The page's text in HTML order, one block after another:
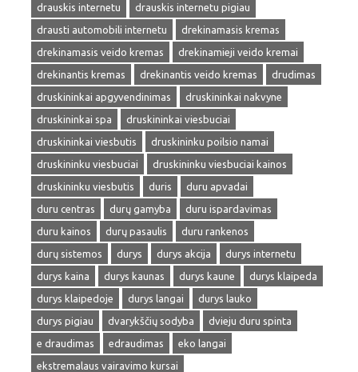
drauskis internetu
drauskis internetu pigiau
drausti automobili internetu
drekinamasis kremas
drekinamasis veido kremas
drekinamieji veido kremai
drekinantis kremas
drekinantis veido kremas
drudimas
druskininkai apgyvendinimas
druskininkai nakvyne
druskininkai spa
druskininkai viesbuciai
druskininkai viesbutis
druskininku poilsio namai
druskininku viesbuciai
druskininku viesbuciai kainos
druskininku viesbutis
duris
duru apvadai
duru centras
durų gamyba
duru ispardavimas
duru kainos
durų pasaulis
duru rankenos
durų sistemos
durys durys akcija
durys internetu
durys kaina
durys kaunas durys kaune
durys klaipeda
durys klaipedoje
durys langai
durys lauko
durys pigiau
dvarykščių sodyba
dvieju duru spinta
e draudimas
edraudimas
eko langai
ekstremalaus vairavimo kursai